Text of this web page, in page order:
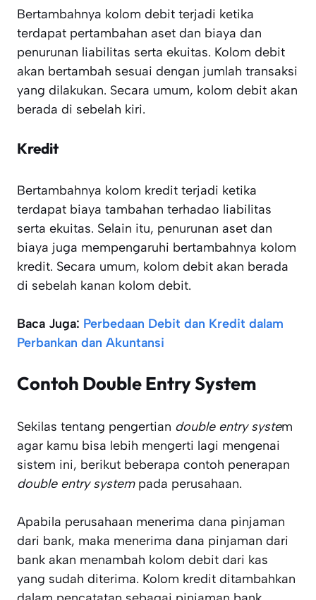
Bertambahnya kolom debit terjadi ketika
terdapat pertambahan aset dan biaya dan
penurunan liabilitas serta ekuitas. Kolom debit
akan bertambah sesuai dengan jumlah transaksi
yang dilakukan. Secara umum, kolom debit akan
berada di sebelah kiri.
Kredit
Bertambahnya kolom kredit terjadi ketika
terdapat biaya tambahan terhadao liabilitas
serta ekuitas. Selain itu, penurunan aset dan
biaya juga mempengaruhi bertambahnya kolom
kredit. Secara umum, kolom debit akan berada
di sebelah kanan kolom debit.
Baca Juga: Perbedaan Debit dan Kredit dalam
Perbankan dan Akuntansi
Contoh Double Entry System
Sekilas tentang pengertian double entry system
agar kamu bisa lebih mengerti lagi mengenai
sistem ini, berikut beberapa contoh penerapan
double entry systempada perusahaan.
Apabila perusahaan menerima dana pinjaman
dari bank, maka menerima dana pinjaman dari
bank akan menambah kolom debit dari kas
yang sudah diterima. Kolom kredit ditambahkan